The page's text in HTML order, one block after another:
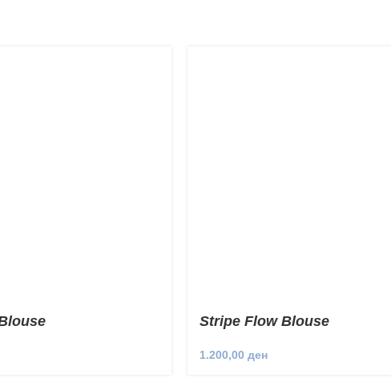
Stripe Flow Blouse
1.200,00 ден